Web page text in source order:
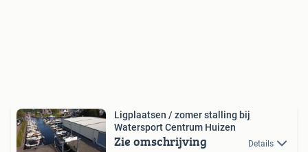
Ligplaatsen / zomer stalling bij
Watersport Centrum Huizen
Zie omschrijving Details